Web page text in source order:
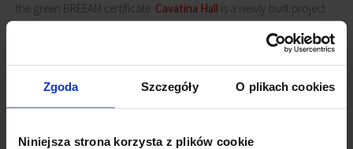
Zgoda Szczegóły O plikach cookies
Niniejsza strona korzysta z plików cookie
the green BREEAM certificate. Cavatina Hall is a newly built project
with a total area of ​​over 11,000 sq m. The building offers
approximately 9,000 sq m. of modern office space for rent and an
amazing concert hall for 1000 people, which is planned to be
launched at the turn of the 3rd and 4th quarter of 2021.
Sempołowska and Dworkowa streets, in the heart of Bielsko-Biała.